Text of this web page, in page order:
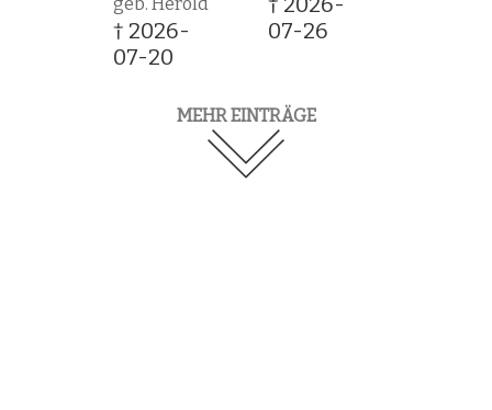
† 2026-
07-20
07-26
MEHR EINTRÄGE